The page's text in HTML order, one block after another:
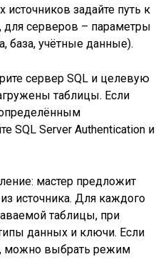
задайте путь к
серверов – параметры
база, учётные данные).
сервер SQL и целевую
таблицы. Если
SQL Server Authentication и
мастер предложит
источника. Для каждого
таблицы, при
данных и ключи. Если
можно выбрать режим